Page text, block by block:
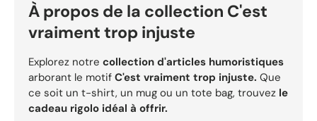
À propos de la collection C'est
vraiment trop injuste
Explorez notre collection d'articles humoristiques
arborant le motif C'est vraiment trop injuste. Que
ce soit un t-shirt, un mug ou un tote bag, trouvez le
cadeau rigolo idéal à offrir.